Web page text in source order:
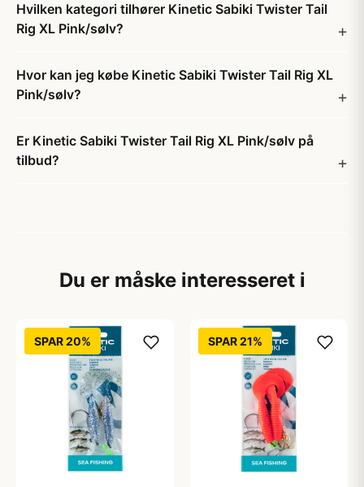
Hvilken kategori tilhører Kinetic Sabiki Twister Tail
Rig XL Pink/sølv?
Hvor kan jeg købe Kinetic Sabiki Twister Tail Rig XL
Pink/sølv?
Er Kinetic Sabiki Twister Tail Rig XL Pink/sølv på
tilbud?
Du er måske interesseret i
SPAR 20% SPAR 21%